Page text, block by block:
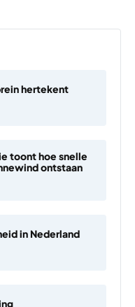
hertekent
toont hoe snelle
ontstaan
in Nederland